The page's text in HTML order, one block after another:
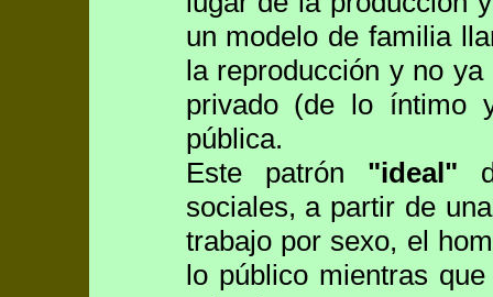
un modelo de familia
la reproducción y no
privado (de lo íntimo
pública.
Este patrón "ideal"
sociales, a partir de
trabajo por sexo, el
lo público mientras